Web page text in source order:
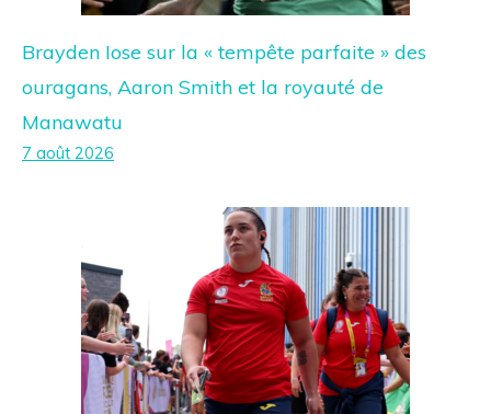
Brayden Iose sur la « tempête parfaite » des
ouragans, Aaron Smith et la royauté de
Manawatu
7 août 2026